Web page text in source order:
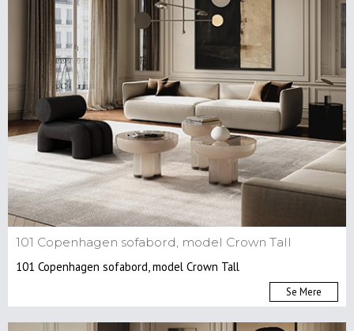
101 Copenhagen sofabord, model Crown Tall
101 Copenhagen sofabord, model Crown Tall
Se Mere